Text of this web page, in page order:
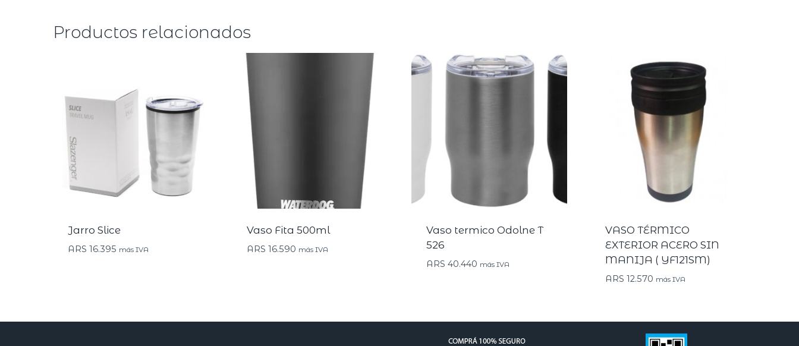
Productos relacionados
Jarro Slice
ARS 16.395 más IVA
Vaso Fita 500ml
ARS 16.590 más IVA
Vaso termico Odolne T
526
ARS 40.440 más IVA
VASO TÉRMICO
EXTERIOR ACERO SIN
MANIJA ( YF121SM)
ARS 12.570 más IVA